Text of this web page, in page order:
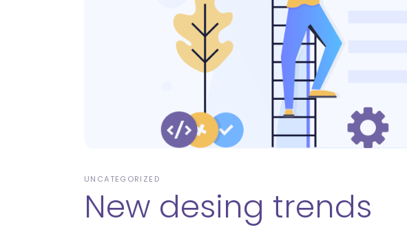
UNCATEGORIZED
New desing trends